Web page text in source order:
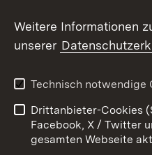
Kontakt
Barrierefreiheit
Impressum
Weitere Informationen
unserer
Technisch notwendige
Drittanbieter-Cookies
Facebook, X / Twitter
gesamten Webseite